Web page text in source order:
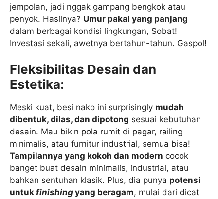
jempolan, jadi nggak gampang bengkok atau
penyok. Hasilnya? Umur pakai yang panjang
dalam berbagai kondisi lingkungan, Sobat!
Investasi sekali, awetnya bertahun-tahun. Gaspol!
Fleksibilitas Desain dan
Estetika:
Meski kuat, besi nako ini surprisingly mudah
dibentuk, dilas, dan dipotong sesuai kebutuhan
desain. Mau bikin pola rumit di pagar, railing
minimalis, atau furnitur industrial, semua bisa!
Tampilannya yang kokoh dan modern cocok
banget buat desain minimalis, industrial, atau
bahkan sentuhan klasik. Plus, dia punya potensi
untuk finishing yang beragam, mulai dari dicat